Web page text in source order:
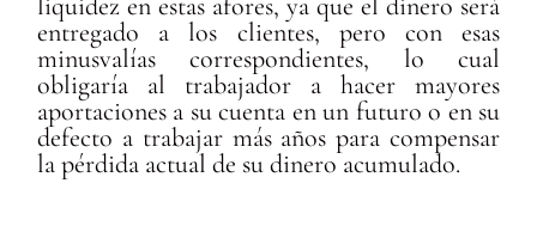
entregado a los clientes, pero con esas
minusvalías correspondientes, lo cual
obligaría al trabajador a hacer mayores
aportaciones a su cuenta en un futuro o en su
defecto a trabajar más años para compensar
la pérdida actual de su dinero acumulado.